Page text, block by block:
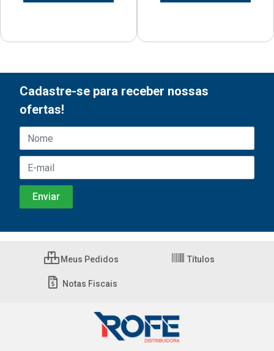
Cadastre-se para receber nossas
ofertas!
Meus Pedidos Títulos
Notas Fiscais